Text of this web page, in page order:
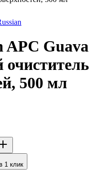
APC Guava
500 мл
1 клик